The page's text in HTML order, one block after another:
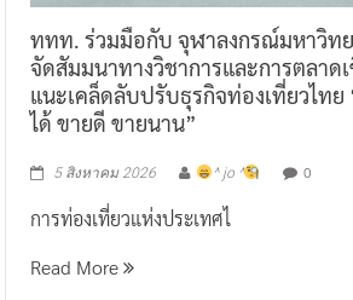
ททท. ร่วมมือกับ จุฬาลงกรณ์มหาวิท
จัดสัมมนาทางวิชาการและการตลาดเ
แนะเคล็ดลับปรับธุรกิจท่องเที่ยวไทย
ได้ ขายดี ขายนาน”
5 สิงหาคม 2026 ^ jo ^ 0
การท่องเที่ยวแห่งประเทศไ
Read More